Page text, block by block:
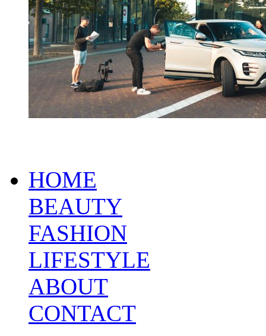
HOME
BEAUTY
FASHION
LIFESTYLE
ABOUT
CONTACT